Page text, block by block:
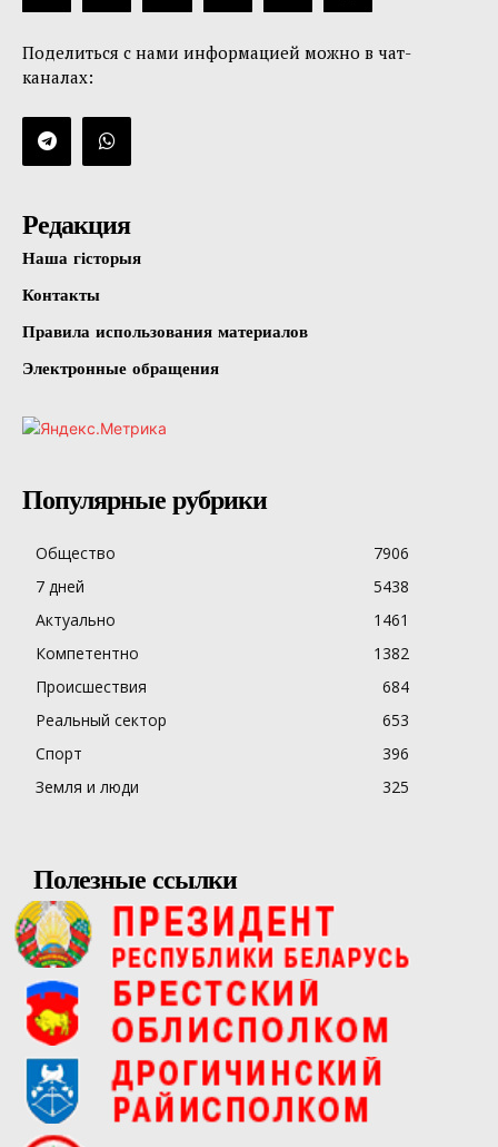
Поделиться с нами информацией можно в чат-
каналах:
Редакция
Наша гісторыя
Контакты
Правила использования материалов
Электронные обращения
Популярные рубрики
Общество
7906
7 дней
5438
Актуально
1461
Компетентно
1382
Происшествия
684
Реальный сектор
653
Спорт
396
Земля и люди
325
Полезные ссылки